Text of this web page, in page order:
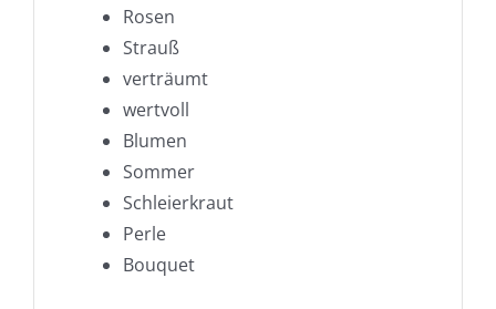
Rosen
Strauß
verträumt
wertvoll
Blumen
Sommer
Schleierkraut
Perle
Bouquet